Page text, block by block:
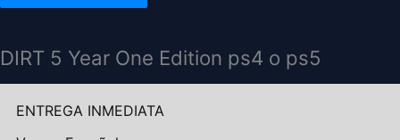
DIRT 5 Year One Edition ps4 o ps5
ENTREGA INMEDIATA